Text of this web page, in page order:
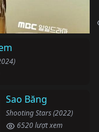
Sao Băng
Shooting Stars (2022)
6520 lượt xem